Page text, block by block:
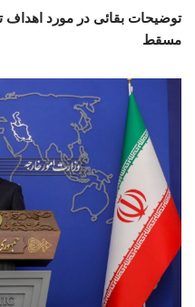
توضیحات بقائی در مورد اهداف
مسقط